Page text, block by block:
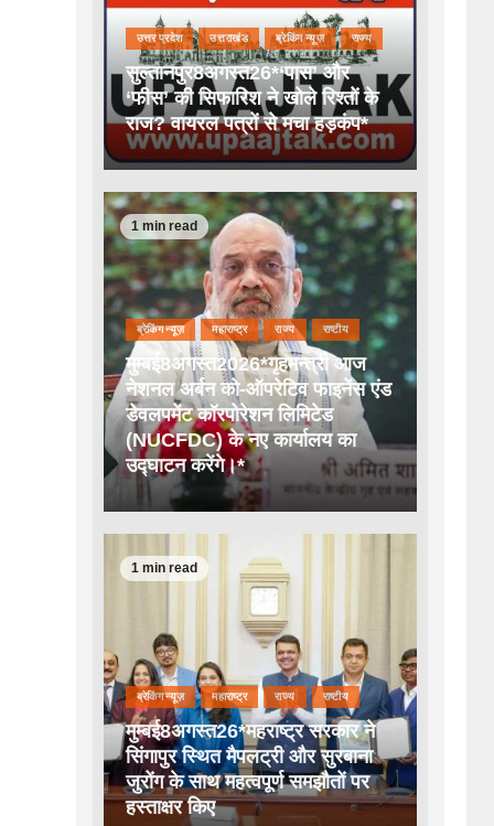
उत्तर प्रदेश उत्तराखंड ब्रेकिंग न्यूज़ राज्य
सुल्तानपुर8अगस्त26*‘पास’ और
‘फीस’ की सिफारिश ने खोले रिश्तों के
राज? वायरल पत्रों से मचा हड़कंप*
1 min read
ब्रेकिंग न्यूज़ महाराष्ट्र राज्य राष्टीय
मुम्बई8अगस्त2026*गृहमन्त्री आज
नेशनल अर्बन को-ऑपरेटिव फाइनेंस एंड
डेवलपमेंट कॉरपोरेशन लिमिटेड
(NUCFDC) के नए कार्यालय का
उद्घाटन करेंगे।*
1 min read
ब्रेकिंग न्यूज़ महाराष्ट्र राज्य राष्टीय
मुम्बई8अगस्त26*महराष्ट्र सरकार ने
सिंगापुर स्थित मैपलट्री और सुरबाना
जुरोंग के साथ महत्वपूर्ण समझौतों पर
हस्ताक्षर किए